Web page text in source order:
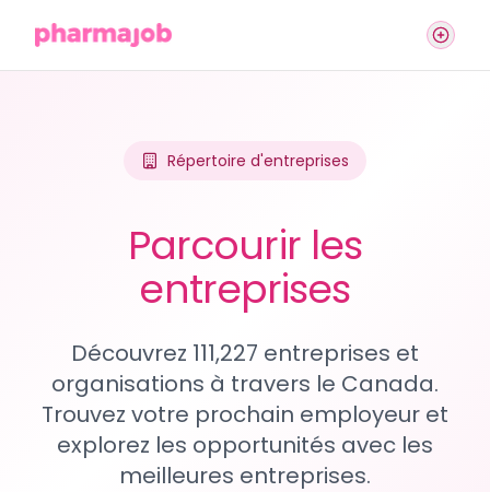
Répertoire d'entreprises
Parcourir les
entreprises
Découvrez 111,227 entreprises et
organisations à travers le Canada.
Trouvez votre prochain employeur et
explorez les opportunités avec les
meilleures entreprises.